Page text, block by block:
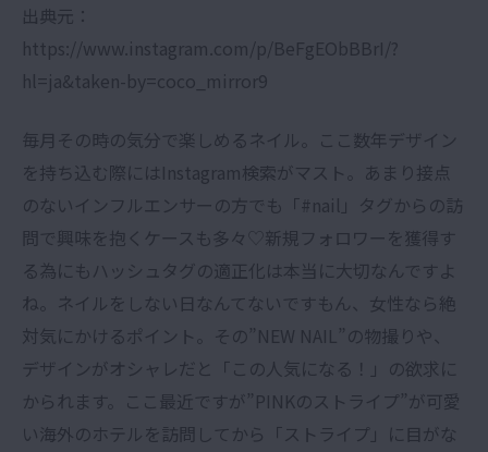
出典元：
https://www.instagram.com/p/BeFgEObBBrI/?
hl=ja&taken-by=coco_mirror9
毎月その時の気分で楽しめるネイル。ここ数年デザイン
を持ち込む際にはInstagram検索がマスト。あまり接点
のないインフルエンサーの方でも「#nail」タグからの訪
問で興味を抱くケースも多々♡新規フォロワーを獲得す
る為にもハッシュタグの適正化は本当に大切なんですよ
ね。ネイルをしない日なんてないですもん、女性なら絶
対気にかけるポイント。その”NEW NAIL”の物撮りや、
デザインがオシャレだと「この人気になる！」の欲求に
かられます。ここ最近ですが”PINKのストライプ”が可愛
い海外のホテルを訪問してから「ストライプ」に目がな